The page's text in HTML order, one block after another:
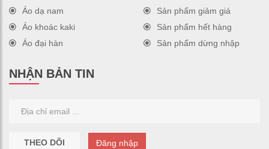
Áo dạ nam
Áo khoác kaki
Áo đại hàn
Sản phẩm giảm giá
Sản phẩm hết hàng
Sản phẩm dừng nhập
NHẬN BẢN TIN
THEO DÕI Đăng nhập